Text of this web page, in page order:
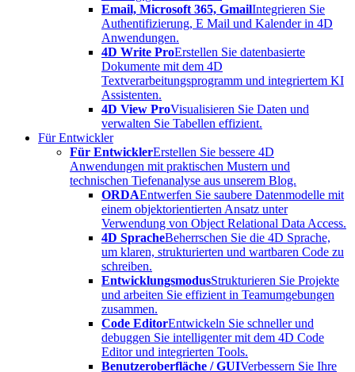
Email, Microsoft 365, GmailIntegrieren Sie
Authentifizierung, E Mail und Kalender in 4D
Anwendungen.
4D Write ProErstellen Sie datenbasierte
Dokumente mit dem 4D
Textverarbeitungsprogramm und integriertem KI
Assistenten.
4D View ProVisualisieren Sie Daten und
verwalten Sie Tabellen effizient.
Für Entwickler
Für EntwicklerErstellen Sie bessere 4D
Anwendungen mit praktischen Mustern und
technischen Tiefenanalyse aus unserem Blog.
ORDAEntwerfen Sie saubere Datenmodelle mit
einem objektorientierten Ansatz unter
Verwendung von Object Relational Data Access.
4D SpracheBeherrschen Sie die 4D Sprache,
um klaren, strukturierten und wartbaren Code zu
schreiben.
EntwicklungsmodusStrukturieren Sie Projekte
und arbeiten Sie effizient in Teamumgebungen
zusammen.
Code EditorEntwickeln Sie schneller und
debuggen Sie intelligenter mit dem 4D Code
Editor und integrierten Tools.
Benutzeroberfläche / GUIVerbessern Sie Ihre